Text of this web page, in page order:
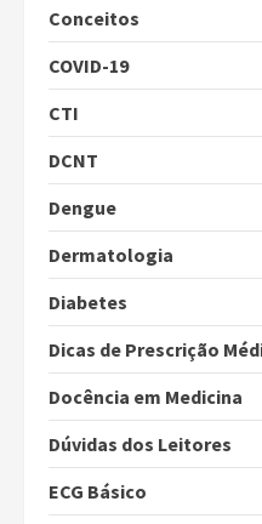
Conceitos
COVID-19
CTI
DCNT
Dengue
Dermatologia
Diabetes
Dicas de Prescrição
Docência em Medicina
Dúvidas dos Leitores
ECG Básico